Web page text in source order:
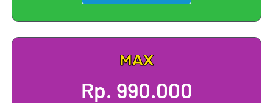
MAX
Rp. 990.000